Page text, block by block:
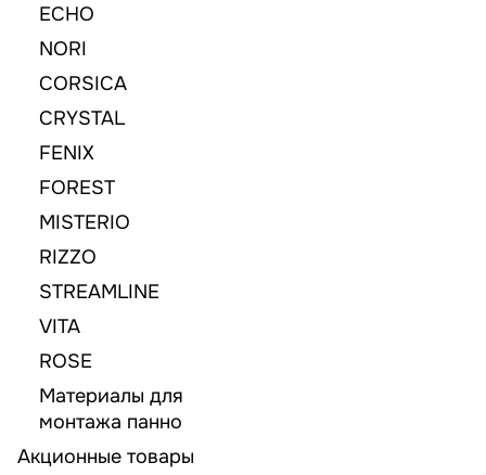
ECHO
NORI
CORSICA
CRYSTAL
FENIX
FOREST
MISTERIO
RIZZO
STREAMLINE
VITA
ROSE
Материалы для
монтажа панно
Акционные товары